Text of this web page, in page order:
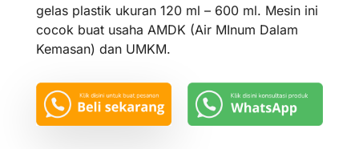
gelas plastik ukuran 120 ml – 600 ml. Mesin ini
cocok buat usaha AMDK (Air MInum Dalam
Kemasan) dan UMKM.